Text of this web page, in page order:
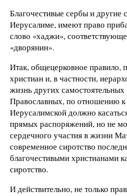
Благочестивые сербы и другие
Иерусалиме, имеют право
слово «хаджи»,
«дворянин».
Итак, общецерковное правило,
христиан и, в частности,
жизнь других
Православных, по отношению
Иерусалимской должно
прямых распоряжений, но не
сердечного участия в жизни
современное сиротство
благочестивыми христианами
сиротство.
И действительно, не только